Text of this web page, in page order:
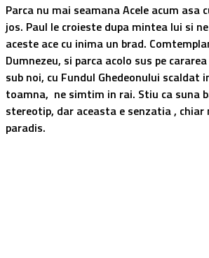
Parca nu mai seamana Acele acum asa
jos. Paul le croieste dupa mintea lui si
aceste ace cu inima un brad.
Dumnezeu, si parca acolo sus pe
sub noi, cu Fundul Ghedeonului scaldat
toamna, ne simtim in rai. Stiu ca suna
stereotip, dar aceasta e senzatia ,
paradis.